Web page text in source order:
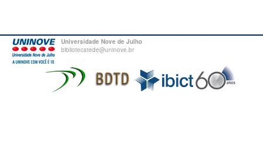
Universidade Nove de Julho
bibliotecatede@uninove.br